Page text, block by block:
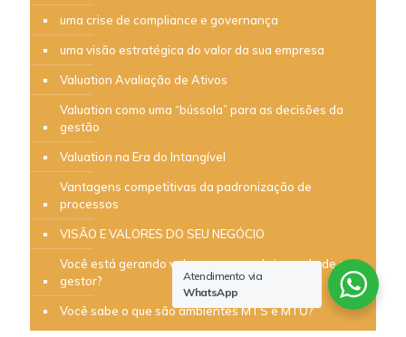
uma crise de compliance e governança
uma visão estratégica do valor da sua empresa
Valuation Avaliação de Ativos
Valuation como uma “bússola” para as decisões da
gestão
Valuation na Era do Intangível
Vantagens competitivas da padronização de
processos
VISÃO E VALORES DO SEU NEGÓCIO
Você está gerando valor ou apenas brincando de ser
gestor?
Você sabe o que são ambientes MTS e MTO?
Atendimento via
WhatsApp